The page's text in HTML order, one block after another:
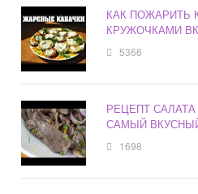
КАК ПОЖАРИТЬ
КРУЖОЧКАМИ
5366
РЕЦЕПТ
САМЫЙ
1698